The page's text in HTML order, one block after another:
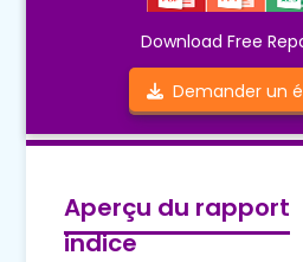
Download Free
Demander un
Aperçu du rapport
indice